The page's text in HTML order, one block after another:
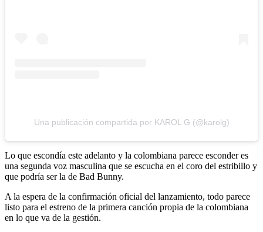
Una publicación compartida por KAROL G (@karolg)
Lo que escondía este adelanto y la colombiana parece esconder es
una segunda voz masculina que se escucha en el coro del estribillo y
que podría ser la de Bad Bunny.
A la espera de la confirmación oficial del lanzamiento, todo parece
listo para el estreno de la primera canción propia de la colombiana
en lo que va de la gestión.